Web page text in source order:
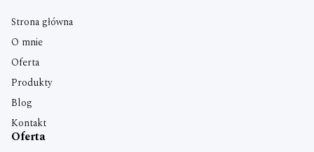
Strona główna
O mnie
Oferta
Produkty
Blog
Kontakt
Oferta